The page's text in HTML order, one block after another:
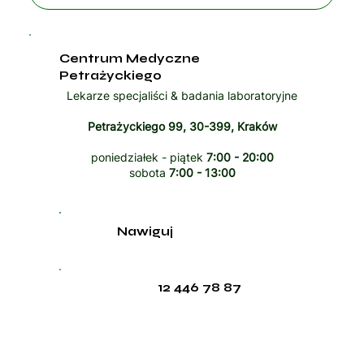
Centrum Medyczne
Petrażyckiego
Lekarze specjaliści & badania laboratoryjne
Petrażyckiego 99, 30-399, Kraków
poniedziałek - piątek 7:00 - 20:00
sobota 7:00 - 13:00
12 446 78 87
Nawiguj